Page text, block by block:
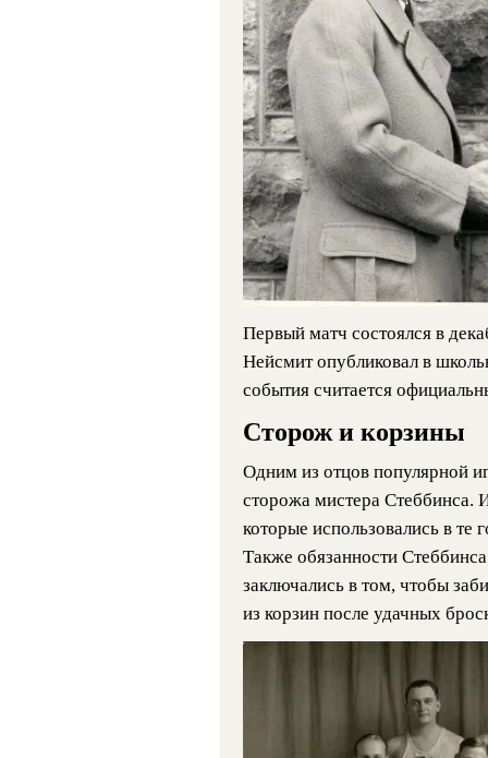
Первый матч состоялся в
Нейсмит опубликовал в
события считается
Сторож и корзины
Одним из отцов популярной
сторожа мистера Стеббинса.
которые использовались в те
Также обязанности
заключались в том, чтобы
из корзин после удачных